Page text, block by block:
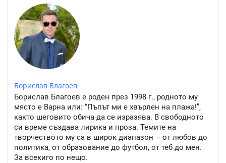
Борислав Благоев
Борислав Благоев е роден през 1998 г., родното му
място е Варна или: “Пъпът ми е хвърлен на плажа!”,
както шеговито обича да се изразява. В свободното
си време създава лирика и проза. Темите на
творчеството му са в широк диапазон – от любов до
политика, от образование до футбол, от теб до мен.
За всекиго по нещо.